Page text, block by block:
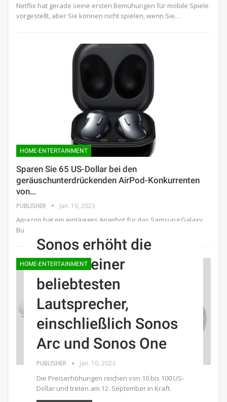
Netflix hat gerade seine ersten Bemühungen für mobile Spiele
vorgestellt, aber Sie können nicht spielen, wenn Sie…
HOME-ENTERTAINMENT
Sparen Sie 65 US-Dollar bei den
geräuschunterdrückenden AirPod-Konkurrenten
von…
PUBLISHER Jan. 10, 2023
Amazon hat ein eintägiges Angebot für das Samsung Galaxy
Buds Live und senkt den Preis auf 105 US-Dollar.
HOME-ENTERTAINMENT
Sonos erhöht die
Preise seiner
beliebtesten
Lautsprecher,
einschließlich Sonos
Arc und Sonos One
PUBLISHER Jan. 10, 2023
Die Preiserhöhungen reichen von 10 bis 100 US-
Dollar und treten am 12. September in Kraft.